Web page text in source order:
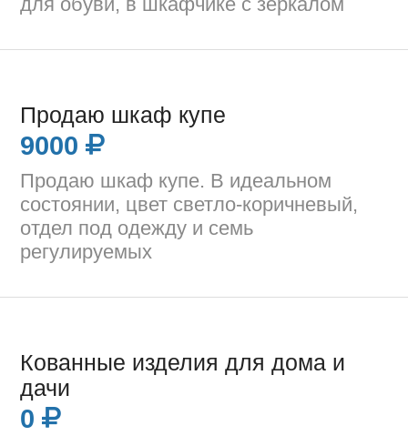
Продаю шкаф купе
9000
Продаю шкаф купе. В идеальном
состоянии, цвет светло-коричневый,
отдел под одежду и семь
регулируемых
Кованные изделия для дома и
дачи
0